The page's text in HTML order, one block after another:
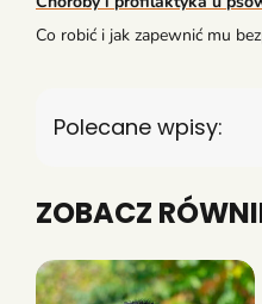
Co robić i jak zapewnić mu
Polecane wpisy:
ZOBACZ